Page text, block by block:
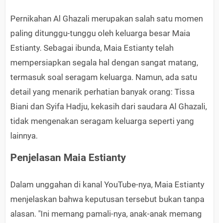
Pernikahan Al Ghazali merupakan salah satu momen
paling ditunggu-tunggu oleh keluarga besar Maia
Estianty. Sebagai ibunda, Maia Estianty telah
mempersiapkan segala hal dengan sangat matang,
termasuk soal seragam keluarga. Namun, ada satu
detail yang menarik perhatian banyak orang: Tissa
Biani dan Syifa Hadju, kekasih dari saudara Al Ghazali,
tidak mengenakan seragam keluarga seperti yang
lainnya.
Penjelasan Maia Estianty
Dalam unggahan di kanal YouTube-nya, Maia Estianty
menjelaskan bahwa keputusan tersebut bukan tanpa
alasan. "Ini memang pamali-nya, anak-anak memang